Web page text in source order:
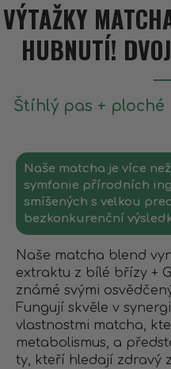
VÝTAŽKY
HUBNUTÍ!
Štíhlý pas +
Naše matcha je více
symfonie přírodních
smíšených s velkou
bezkonkurenční
Naše matcha blend
extraktu z bílé břízy +
známé svými
Fungují skvěle v
vlastnostmi matcha,
metabolismus, a
ty, kteří hledají zdravý